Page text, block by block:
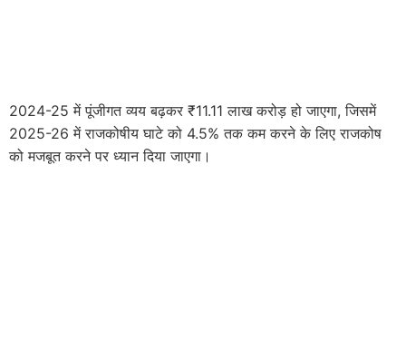
2024-25 में पूंजीगत व्यय बढ़कर ₹11.11 लाख करोड़ हो जाएगा, जिसमें
2025-26 में राजकोषीय घाटे को 4.5% तक कम करने के लिए राजकोष
को मजबूत करने पर ध्यान दिया जाएगा।